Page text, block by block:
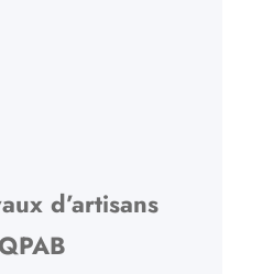
d’artisans